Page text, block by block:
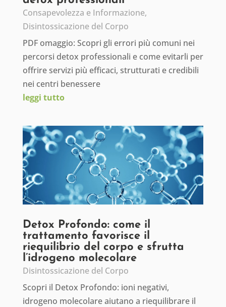
Consapevolezza e Informazione,
Disintossicazione del Corpo
PDF omaggio: Scopri gli errori più comuni nei
percorsi detox professionali e come evitarli per
offrire servizi più efficaci, strutturati e credibili
nei centri benessere
leggi tutto
Detox Profondo: come il
trattamento favorisce il
riequilibrio del corpo e sfrutta
l’idrogeno molecolare
Disintossicazione del Corpo
Scopri il Detox Profondo: ioni negativi,
idrogeno molecolare aiutano a riequilibrare il